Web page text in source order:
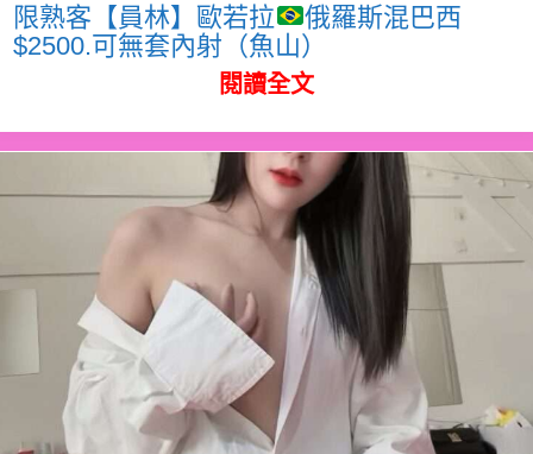
限熟客【員林】歐若拉
俄羅斯混巴西
$2500.可無套內射（魚山）
閱讀全文